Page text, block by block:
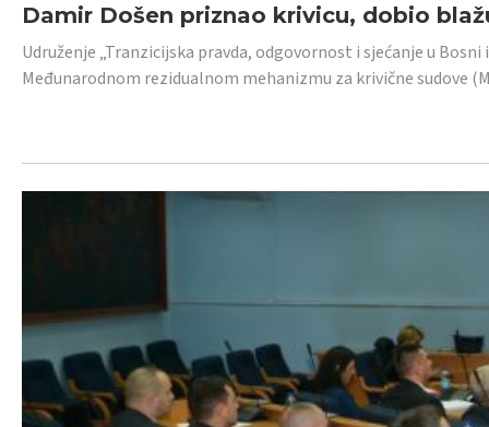
Damir Došen priznao krivicu, dobio
Udruženje „Tranzicijska pravda, odgovornost i sjećanje u
Međunarodnom rezidualnom mehanizmu za krivične sudove